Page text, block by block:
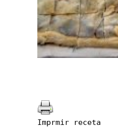
Imprmir receta